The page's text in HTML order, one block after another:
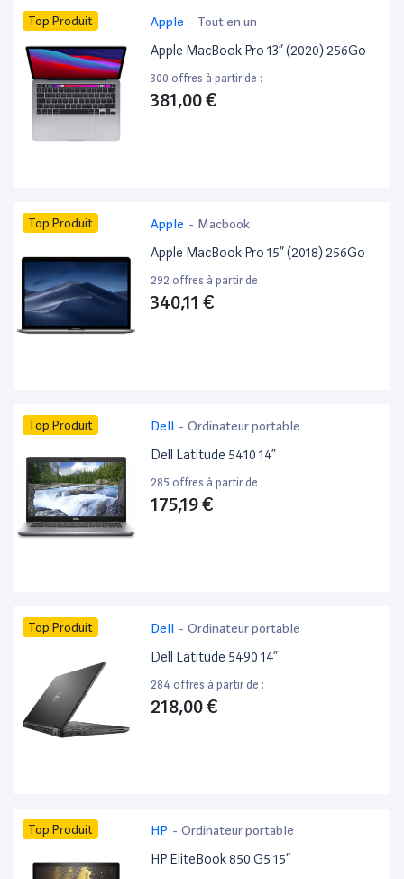
Top Produit Apple - Tout en un
Apple MacBook Pro 13” (2020) 256Go
300 offres à partir de :
381,00 €
Top Produit Apple - Macbook
Apple MacBook Pro 15” (2018) 256Go
292 offres à partir de :
340,11 €
Top Produit Dell - Ordinateur portable
Dell Latitude 5410 14”
285 offres à partir de :
175,19 €
Top Produit Dell - Ordinateur portable
Dell Latitude 5490 14”
284 offres à partir de :
218,00 €
Top Produit HP - Ordinateur portable
HP EliteBook 850 G5 15”